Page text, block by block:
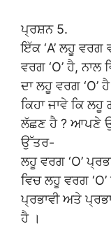
ਪ੍ਰਸ਼ਨ 5.
ਇੱਕ ‘A’ ਲਹੂ ਵਰਗ
ਵਰਗ ‘O’ ਹੈ, ਨਾਲ
ਦਾ ਲਹੂ ਵਰਗ ‘O’
ਕਿਹਾ ਜਾਵੇ ਕਿ ਲਹੂ
ਲੱਛਣ ਹੈ ? ਆਪਣੇ
ਉੱਤਰ-
ਲਹੂ ਵਰਗ ‘O’
ਵਿਚ ਲਹੂ ਵਰਗ
ਪ੍ਰਭਾਵੀ ਅਤੇ
ਹੈ ।